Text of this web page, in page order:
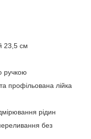
23,5 см
ручкою
профільована лійка
рідин
без